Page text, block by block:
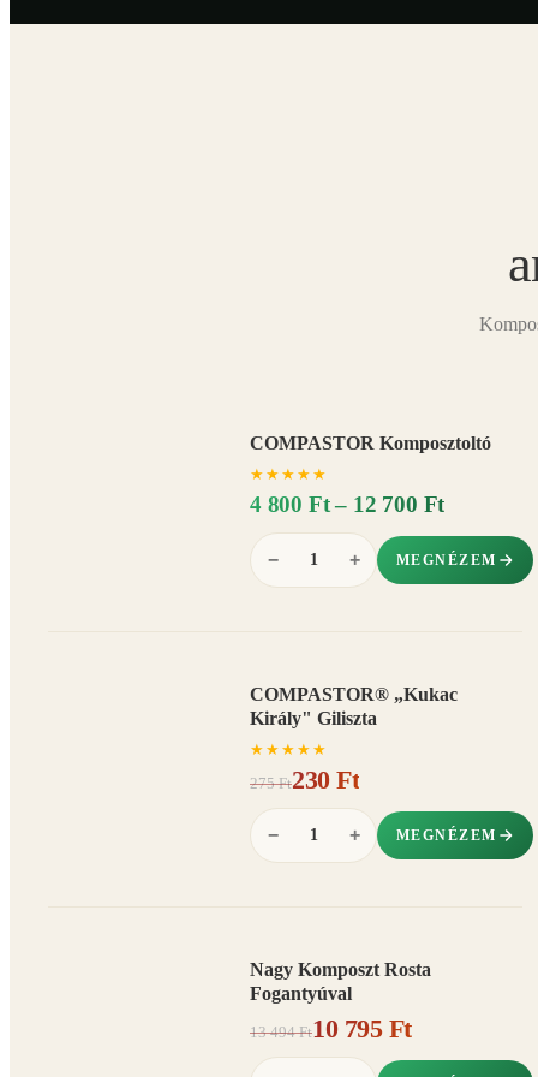
COMPASTOR Komposztoltó
★ ★ ★ ★ ★
4 800 Ft – 12 700 Ft
− + MEGNÉZEM
COMPASTOR® „Kukac
Király" Giliszta
★ ★ ★ ★ ★
275 Ft230 Ft
− + MEGNÉZEM
Nagy Komposzt Rosta
Fogantyúval
13 494 Ft10 795 Ft